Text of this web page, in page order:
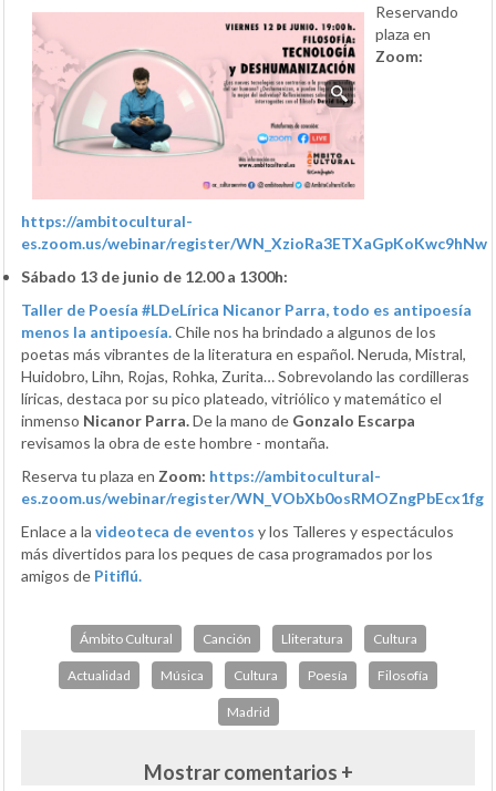
Reservando
plaza en
Zoom:
https://ambitocultural-
es.zoom.us/webinar/register/WN_XzioRa3ETXaGpKoKwc9hNw
Sábado 13 de junio de 12.00 a 1300h:
Taller de Poesía #LDeLírica Nicanor Parra, todo es antipoesía
menos la antipoesía.Chile nos ha brindado a algunos de los
poetas más vibrantes de la literatura en español. Neruda, Mistral,
Huidobro, Lihn, Rojas, Rohka, Zurita… Sobrevolando las cordilleras
líricas, destaca por su pico plateado, vitriólico y matemático el
inmenso Nicanor Parra.De la mano de Gonzalo Escarpa
revisamos la obra de este hombre - montaña.
Reserva tu plaza en Zoom: https://ambitocultural-
es.zoom.us/webinar/register/WN_VObXb0osRMOZngPbEcx1fg
Enlace a la videoteca de eventos y los Talleres y espectáculos
más divertidos para los peques de casa programados por los
amigos de Pitiflú.
Ámbito Cultural Canción Lliteratura Cultura
Actualidad Música Cultura Poesía Filosofía
Madrid
Mostrar comentarios +